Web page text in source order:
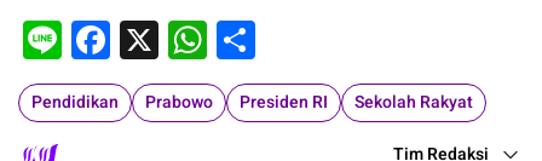
LineFacebook
X WhatsApp
Pendidikan Prabowo Presiden RI Sekolah Rakyat
Tim Redaksi